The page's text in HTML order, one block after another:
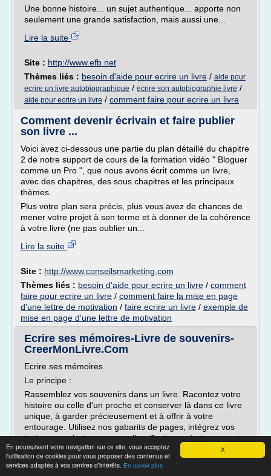
X
En poursuivant votre navigation sur ce site, vous acceptez
l'utilisation de cookies pour vous proposer des contenus et
services adaptés à vos centres d'intérêts. En savoir plus
Une bonne histoire... un sujet authentique... apporte non
seulement une grande satisfaction, mais aussi une...
Lire la suite
Site : http://www.efb.net
Thèmes liés : besoin d'aide pour ecrire un livre / aide pour
ecrire un livre autobiographique / ecrire son autobiographie livre /
aide pour ecrire un livre / comment faire pour ecrire un livre
Comment devenir écrivain et faire publier
son livre ...
Voici avez ci-dessous une partie du plan détaillé du chapitre
2 de notre support de cours de la formation vidéo " Bloguer
comme un Pro ", que nous avons écrit comme un livre,
avec des chapitres, des sous chapitres et les principaux
thèmes.
Plus votre plan sera précis, plus vous avez de chances de
mener votre projet à son terme et à donner de la cohérence
à votre livre (ne pas oublier un...
Lire la suite
Site : http://www.conseilsmarketing.com
Thèmes liés : besoin d'aide pour ecrire un livre / comment
faire pour ecrire un livre / comment faire la mise en page
d'une lettre de motivation / faire ecrire un livre / exemple de
mise en page d'une lettre de motivation
Ecrire ses mémoires-Livre de souvenirs-
CreerMonLivre.Com
Ecrire ses mémoires
Le principe :
Rassemblez vos souvenirs dans un livre. Racontez votre
histoire ou celle d'un proche et conserver là dans ce livre
unique, à garder précieusement et à offrir à votre
entourage. Utilisez nos gabarits de pages, intégrez vos
textes, vos photos personnelles. Tout pour écrire un vrai
livre de mémoires de famille.
Nos conseils :